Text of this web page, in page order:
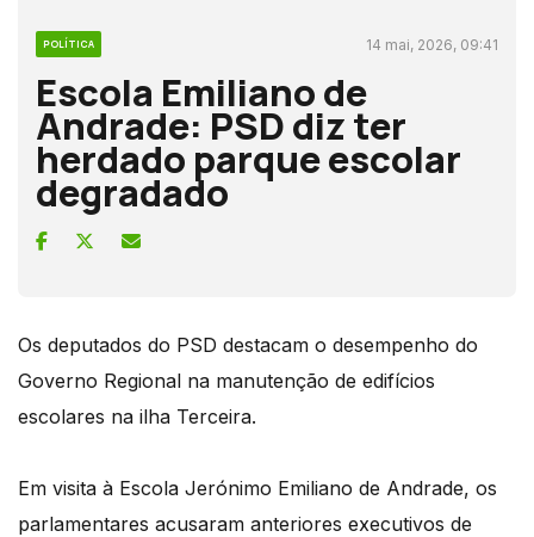
POLÍTICA 14 mai, 2026, 09:41
Escola Emiliano de
Andrade: PSD diz ter
herdado parque escolar
degradado
Os deputados do PSD destacam o desempenho do
Governo Regional na manutenção de edifícios
escolares na ilha Terceira.
Em visita à Escola Jerónimo Emiliano de Andrade, os
parlamentares acusaram anteriores executivos de